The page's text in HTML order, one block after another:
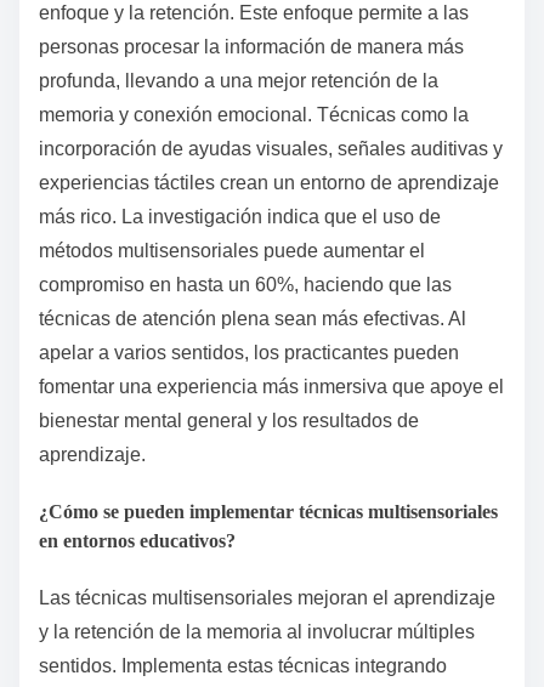
enfoque y la retención. Este enfoque permite a las
personas procesar la información de manera más
profunda, llevando a una mejor retención de la
memoria y conexión emocional. Técnicas como la
incorporación de ayudas visuales, señales auditivas y
experiencias táctiles crean un entorno de aprendizaje
más rico. La investigación indica que el uso de
métodos multisensoriales puede aumentar el
compromiso en hasta un 60%, haciendo que las
técnicas de atención plena sean más efectivas. Al
apelar a varios sentidos, los practicantes pueden
fomentar una experiencia más inmersiva que apoye el
bienestar mental general y los resultados de
aprendizaje.
¿Cómo se pueden implementar técnicas multisensoriales
en entornos educativos?
Las técnicas multisensoriales mejoran el aprendizaje
y la retención de la memoria al involucrar múltiples
sentidos. Implementa estas técnicas integrando